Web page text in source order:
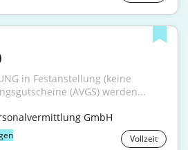
in Festanstellung (keine
(AVGS) werden...
GmbH
Vollzeit